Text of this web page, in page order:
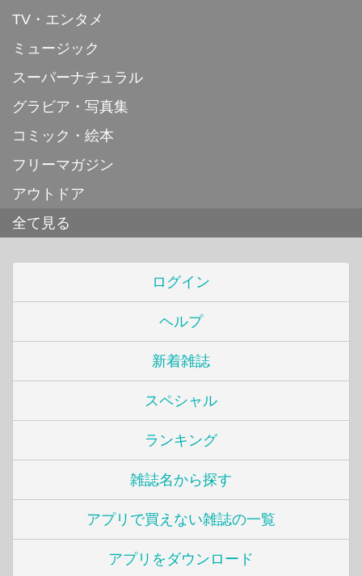
TV・エンタメ
ミュージック
スーパーナチュラル
グラビア・写真集
コミック・絵本
フリーマガジン
アウトドア
全て見る
ログイン
ヘルプ
新着雑誌
スペシャル
ランキング
雑誌名から探す
アプリで買えない雑誌の一覧
アプリをダウンロード